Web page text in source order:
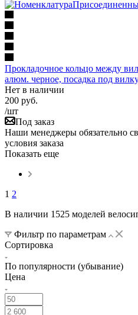
Прокладочное кольцо между
алюм. черное, посадка под
Нет в наличии
200 руб.
/шт
Под заказ
Наши менеджеры обязательно
условия заказа
Показать еще
1 2
В наличии 1525 моделей
Фильтр по параметрам
Сортировка
По популярности (убывание)
Цена